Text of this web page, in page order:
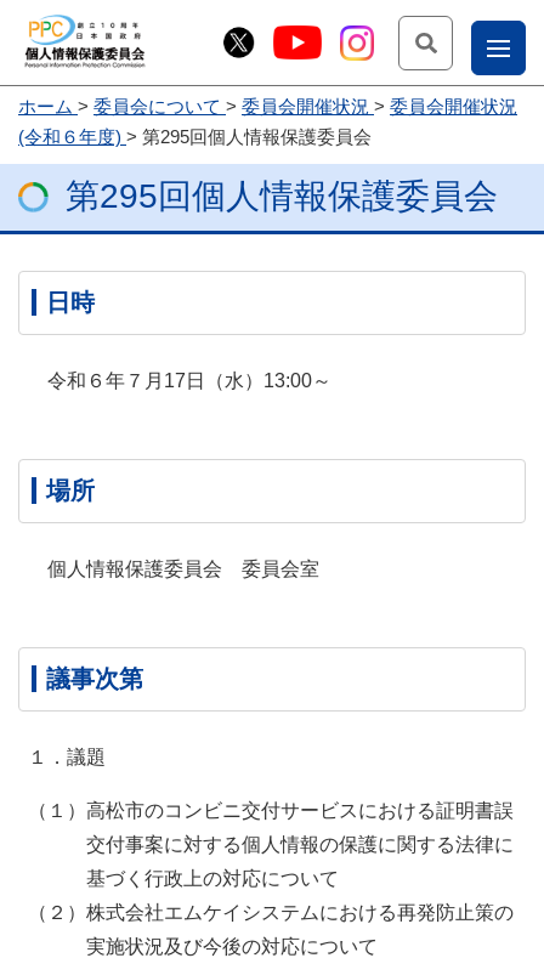
お
問
合
せ
じょ
ー部
ホーム 委員会について 委員会開催状況
委員会開催状況
(令和６年度)
第295回個人情報保護委員会
第295回個人情報保護委員会
日時
令和６年７月17日（水）13:00～
場所
個人情報保護委員会 委員会室
議事次第
１．議題
（１）高松市のコンビニ交付サービスにおける証明書誤
交付事案に対する個人情報の保護に関する法律に
基づく行政上の対応について
（２）株式会社エムケイシステムにおける再発防止策の
実施状況及び今後の対応について